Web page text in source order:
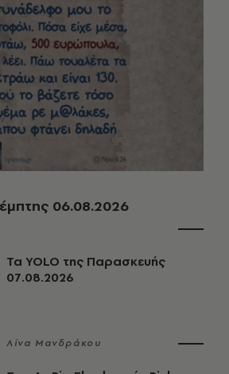
06.08.2026
Τα YOLO της Παρασκευής
07.08.2026
Λίνα Μανδράκου